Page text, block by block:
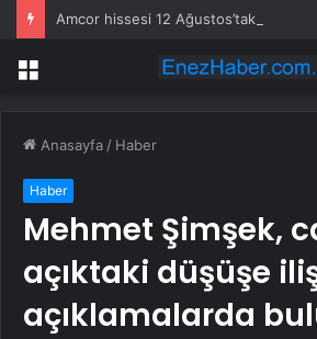
Menü
Anasayfa / Haber
Haber
Mehmet Şimşek,
açıktaki düşüşe
açıklamalarda